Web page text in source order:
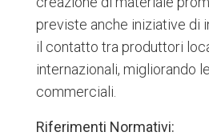
previste anche iniziative di
il contatto tra produttori
internazionali, migliorando
commerciali.
Riferimenti Normativi: